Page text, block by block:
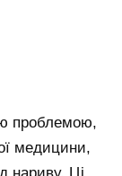
проблемою,
медицини,